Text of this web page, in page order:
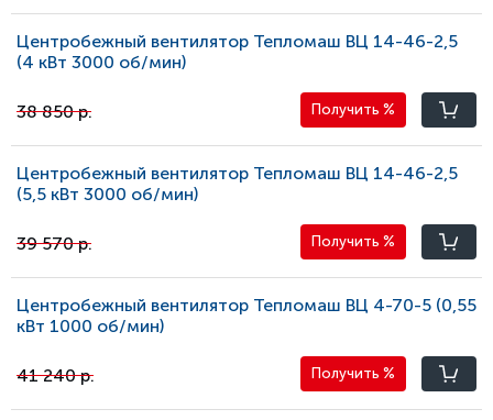
Центробежный вентилятор Тепломаш ВЦ 14-46-2,5
(4 кВт 3000 oб/мин)
38 850 р. Получить %
Центробежный вентилятор Тепломаш ВЦ 14-46-2,5
(5,5 кВт 3000 oб/мин)
39 570 р. Получить %
Центробежный вентилятор Тепломаш ВЦ 4-70-5 (0,55
кВт 1000 oб/мин)
41 240 р. Получить %